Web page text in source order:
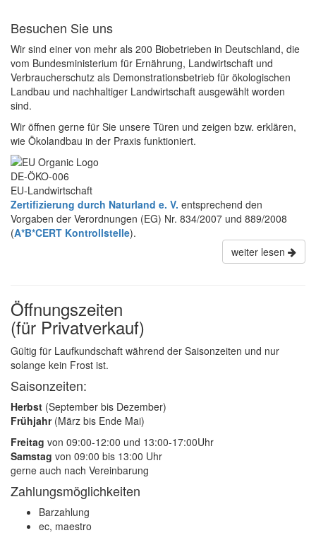
Besuchen Sie uns
Wir sind einer von mehr als 200 Biobetrieben in Deutschland, die
vom Bundesministerium für Ernährung, Landwirtschaft und
Verbraucherschutz als Demonstrationsbetrieb für ökologischen
Landbau und nachhaltiger Landwirtschaft ausgewählt worden
sind.
Wir öffnen gerne für Sie unsere Türen und zeigen bzw. erklären,
wie Ökolandbau in der Praxis funktioniert.
DE-ÖKO-006
EU-Landwirtschaft
Zertifizierung durch Naturland e. V. entsprechend den
Vorgaben der Verordnungen (EG) Nr. 834/2007 und 889/2008
(A*B*CERT Kontrollstelle).
weiter lesen
Öffnungszeiten
(für Privatverkauf)
Gültig für Laufkundschaft während der Saisonzeiten und nur
solange kein Frost ist.
Saisonzeiten:
Herbst (September bis Dezember)
Frühjahr(März bis Ende Mai)
Freitag von 09:00-12:00 und 13:00-17:00Uhr
Samstag von 09:00 bis 13:00 Uhr
gerne auch nach Vereinbarung
Zahlungsmöglichkeiten
Barzahlung
ec, maestro